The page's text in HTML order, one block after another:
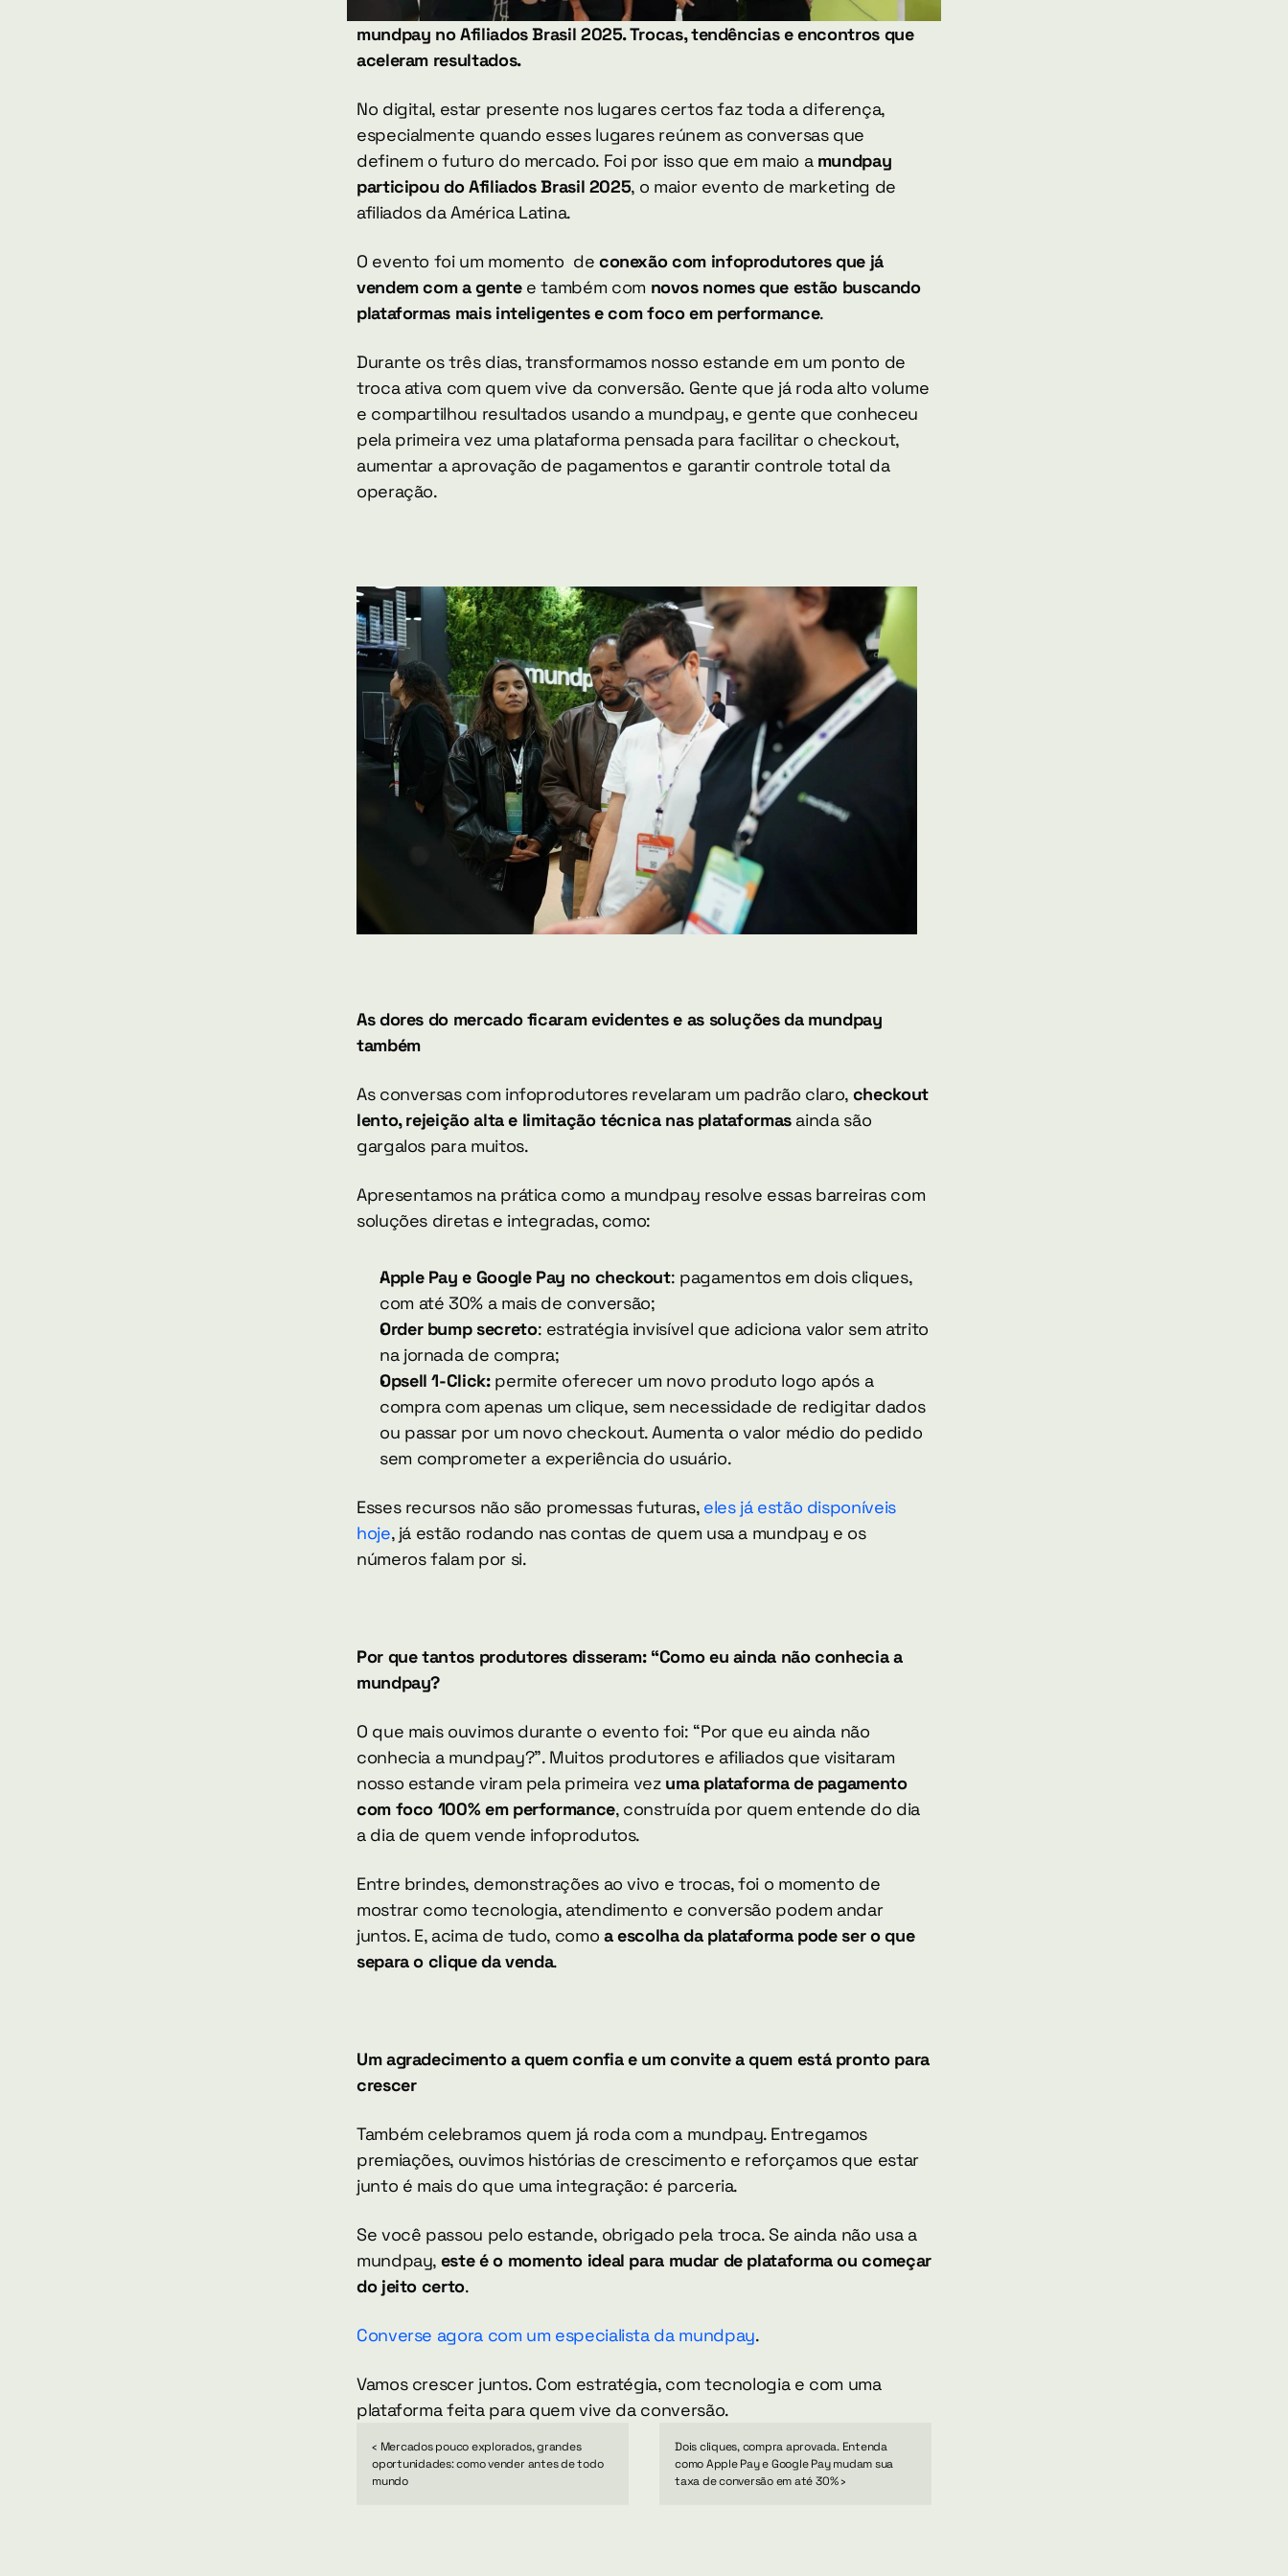
mundpay no Afiliados Brasil 2025. Trocas, tendências e encontros que
aceleram resultados.
No digital, estar presente nos lugares certos faz toda a diferença,
especialmente quando esses lugares reúnem as conversas que
definem o futuro do mercado. Foi por isso que em maio a mundpay
participou do Afiliados Brasil 2025, o maior evento de marketing de
afiliados da América Latina.
O evento foi um momento  de conexão com infoprodutores que já
vendem com a gente e também com novos nomes que estão buscando
plataformas mais inteligentes e com foco em performance.
Durante os três dias, transformamos nosso estande em um ponto de
troca ativa com quem vive da conversão. Gente que já roda alto volume
e compartilhou resultados usando a mundpay, e gente que conheceu
pela primeira vez uma plataforma pensada para facilitar o checkout,
aumentar a aprovação de pagamentos e garantir controle total da
operação.
As dores do mercado ficaram evidentes e as soluções da mundpay
também
As conversas com infoprodutores revelaram um padrão claro, checkout
lento, rejeição alta e limitação técnica nas plataformas ainda são
gargalos para muitos.
Apresentamos na prática como a mundpay resolve essas barreiras com
soluções diretas e integradas, como:
Apple Pay e Google Pay no checkout: pagamentos em dois cliques,
com até 30% a mais de conversão;
Order bump secreto: estratégia invisível que adiciona valor sem atrito
na jornada de compra;
Opsell 1-Click: permite oferecer um novo produto logo após a
compra com apenas um clique, sem necessidade de redigitar dados
ou passar por um novo checkout. Aumenta o valor médio do pedido
sem comprometer a experiência do usuário.
Esses recursos não são promessas futuras, eles já estão disponíveis
hoje, já estão rodando nas contas de quem usa a mundpay e os
números falam por si.
Por que tantos produtores disseram: “Como eu ainda não conhecia a
mundpay?
O que mais ouvimos durante o evento foi: “Por que eu ainda não
conhecia a mundpay?”. Muitos produtores e afiliados que visitaram
nosso estande viram pela primeira vez uma plataforma de pagamento
com foco 100% em performance, construída por quem entende do dia
a dia de quem vende infoprodutos.
Entre brindes, demonstrações ao vivo e trocas, foi o momento de
mostrar como tecnologia, atendimento e conversão podem andar
juntos. E, acima de tudo, como a escolha da plataforma pode ser o que
separa o clique da venda.
Um agradecimento a quem confia e um convite a quem está pronto para
crescer
Também celebramos quem já roda com a mundpay. Entregamos
premiações, ouvimos histórias de crescimento e reforçamos que estar
junto é mais do que uma integração: é parceria.
Se você passou pelo estande, obrigado pela troca. Se ainda não usa a
mundpay, este é o momento ideal para mudar de plataforma ou começar
do jeito certo.
Converse agora com um especialista da mundpay.
Vamos crescer juntos. Com estratégia, com tecnologia e com uma
plataforma feita para quem vive da conversão.
‹ Mercados pouco explorados, grandes
oportunidades: como vender antes de todo
mundo
Dois cliques, compra aprovada. Entenda
como Apple Pay e Google Pay mudam sua
taxa de conversão em até 30% ›